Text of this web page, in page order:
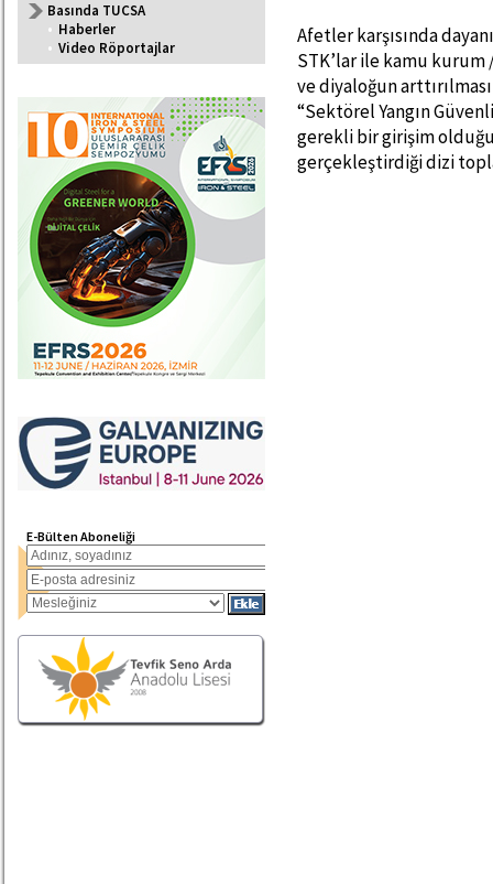
Basında TUCSA
• Haberler
• Video Röportajlar
E-Bülten Aboneliği
Afetler karşısında
STK’lar ile kamu
ve diyaloğun
“Sektörel Yangın
gerekli bir girişim
gerçekleştirdiği dizi